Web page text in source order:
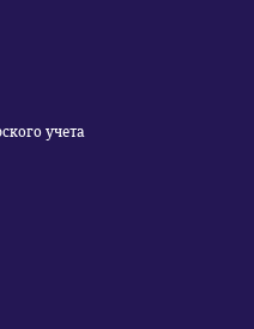
учета